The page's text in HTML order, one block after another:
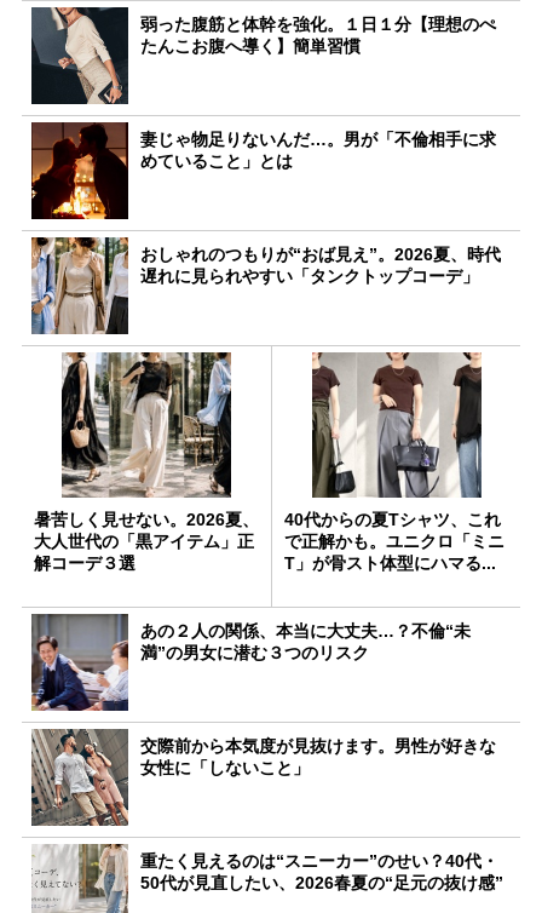
弱った腹筋と体幹を強化。１日１分【理想のぺ
たんこお腹へ導く】簡単習慣
妻じゃ物足りないんだ…。男が「不倫相手に求
めていること」とは
おしゃれのつもりが“おば見え”。2026夏、時代
遅れに見られやすい「タンクトップコーデ」
暑苦しく見せない。2026夏、
大人世代の「黒アイテム」正
解コーデ３選
40代からの夏Tシャツ、これ
で正解かも。ユニクロ「ミニ
T」が骨スト体型にハマる...
あの２人の関係、本当に大丈夫…？不倫“未
満”の男女に潜む３つのリスク
交際前から本気度が見抜けます。男性が好きな
女性に「しないこと」
重たく見えるのは“スニーカー”のせい？40代・
50代が見直したい、2026春夏の“足元の抜け感”